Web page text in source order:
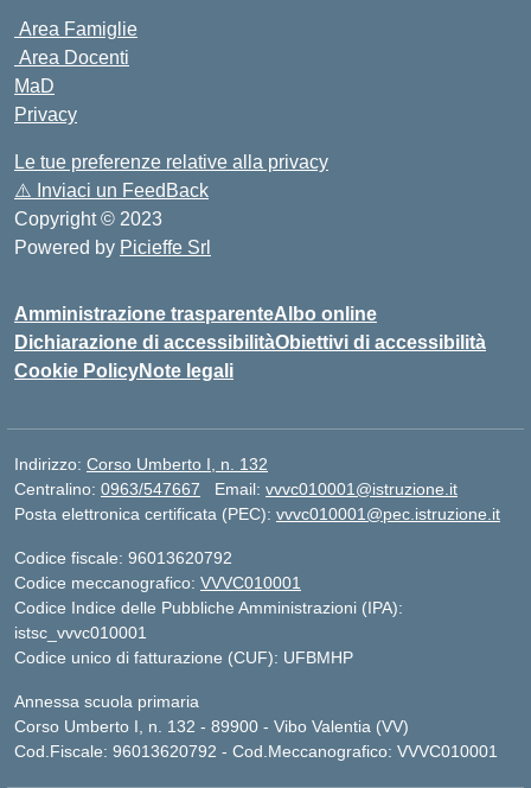
Area Famiglie
Area Docenti
MaD
Privacy
Le tue preferenze relative alla privacy
⚠️ Inviaci un FeedBack
Copyright © 2023
Powered by Picieffe Srl
Amministrazione trasparenteAlbo online
Dichiarazione di accessibilitàObiettivi di accessibilità
Cookie PolicyNote legali
Indirizzo: Corso Umberto I, n. 132
Centralino: 0963/547667 Email: vvvc010001@istruzione.it
Posta elettronica certificata (PEC): vvvc010001@pec.istruzione.it
Codice fiscale: 96013620792
Codice meccanografico: VVVC010001
Codice Indice delle Pubbliche Amministrazioni (IPA):
istsc_vvvc010001
Codice unico di fatturazione (CUF): UFBMHP
Annessa scuola primaria
Corso Umberto I, n. 132 - 89900 - Vibo Valentia (VV)
Cod.Fiscale: 96013620792 - Cod.Meccanografico: VVVC010001